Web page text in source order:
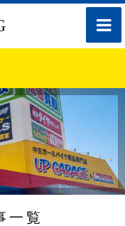
toggle
一覧